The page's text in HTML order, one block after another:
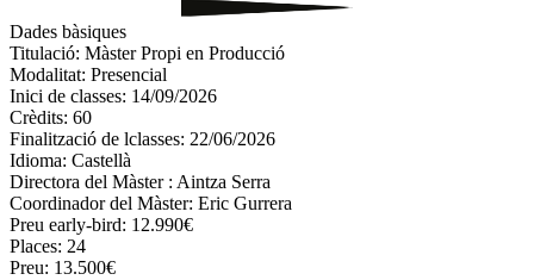
Dades bàsiques
Titulació: Màster Propi en Producció
Modalitat: Presencial
Inici de classes: 14/09/2026
Crèdits: 60
Finalització de lclasses: 22/06/2026
Idioma: Castellà
Directora del Màster : Aintza Serra
Coordinador del Màster: Eric Gurrera
Preu early-bird: 12.990€
Places: 24
Preu: 13.500€